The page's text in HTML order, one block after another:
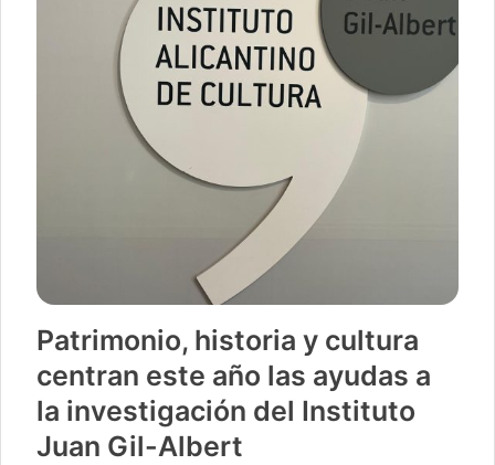
Patrimonio, historia y cultura
centran este año las ayudas a
la investigación del Instituto
Juan Gil-Albert